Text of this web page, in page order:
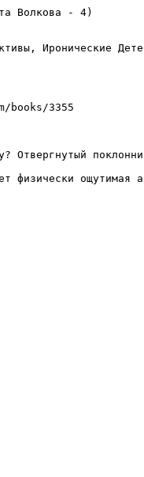
Волкова - 4)
Иронические
3355
Отвергнутый
физически ощутимая